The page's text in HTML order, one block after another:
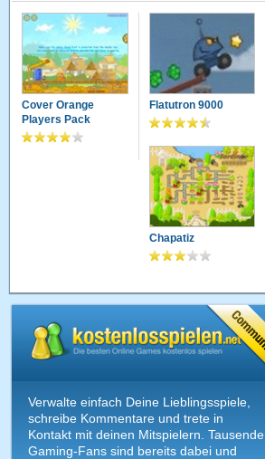
Cover Orange
Players Pack
Flatutron 9000
Chapatiz
Verwalte einfach Deine Lieblingsspiele,
schreibe Kommentare und trete in
Kontakt mit deinen Mitspielern. Tausende
Gaming-Fans sind bereits dabei und